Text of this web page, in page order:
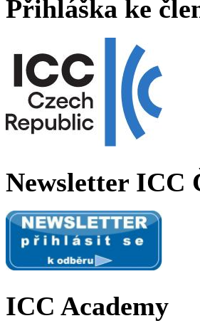
Přihláška ke
Newsletter ICC
ICC Academy